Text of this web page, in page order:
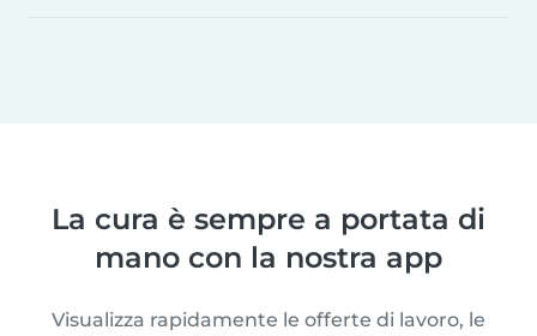
La cura è sempre a portata di
mano con la nostra app
Visualizza rapidamente le offerte di lavoro, le